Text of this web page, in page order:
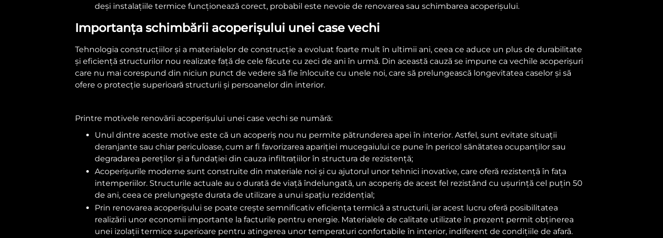
deși instalațiile termice funcționează corect, probabil este nevoie de renovarea sau schimbarea acoperișului.
Importanța schimbării acoperișului unei case vechi
Tehnologia construcțiilor și a materialelor de construcție a evoluat foarte mult în ultimii ani, ceea ce aduce un plus de durabilitate
și eficiență structurilor nou realizate față de cele făcute cu zeci de ani în urmă. Din această cauză se impune ca vechile acoperișuri
care nu mai corespund din niciun punct de vedere să fie înlocuite cu unele noi, care să prelungească longevitatea caselor și să
ofere o protecție superioară structurii și persoanelor din interior.
Printre motivele renovării acoperișului unei case vechi se numără:
Unul dintre aceste motive este că un acoperiș nou nu permite pătrunderea apei în interior. Astfel, sunt evitate situații
deranjante sau chiar periculoase, cum ar fi favorizarea apariției mucegaiului ce pune în pericol sănătatea ocupanților sau
degradarea pereților și a fundației din cauza infiltrațiilor în structura de rezistență;
Acoperișurile moderne sunt construite din materiale noi și cu ajutorul unor tehnici inovative, care oferă rezistență în fața
intemperiilor. Structurile actuale au o durată de viață îndelungată, un acoperiș de acest fel rezistând cu ușurință cel puțin 50
de ani, ceea ce prelungește durata de utilizare a unui spațiu rezidențial;
Prin renovarea acoperișului se poate crește semnificativ eficiența termică a structurii, iar acest lucru oferă posibilitatea
realizării unor economii importante la facturile pentru energie. Materialele de calitate utilizate în prezent permit obținerea
unei izolații termice superioare pentru atingerea unor temperaturi confortabile în interior, indiferent de condițiile de afară.